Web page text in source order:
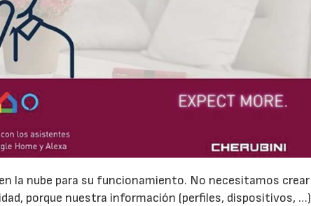
la nube para su funcionamiento. No necesitamos crear
porque nuestra información (perfiles, dispositivos, …)